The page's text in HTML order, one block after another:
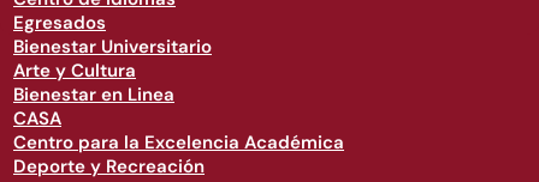
Egresados
Bienestar Universitario
Arte y Cultura
Bienestar en Linea
CASA
Centro para la Excelencia Académica
Deporte y Recreación